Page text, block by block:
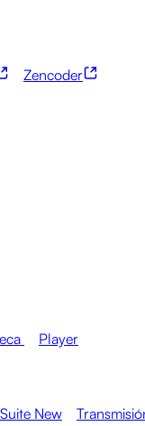
Zencoder
Player
New